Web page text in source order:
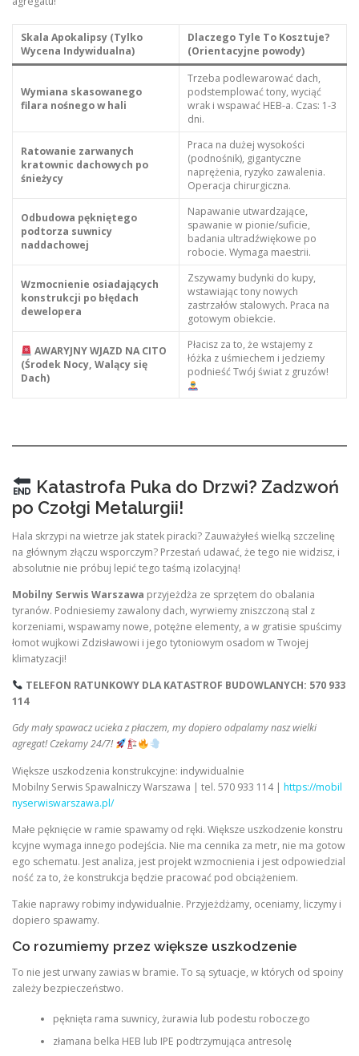
Skala Apokalipsy (Tylko
Wycena Indywidualna)
Dlaczego Tyle To Kosztuje?
(Orientacyjne powody)
Wymiana skasowanego
filara nośnego w hali
Trzeba podlewarować dach,
podstemplować tony, wyciąć
wrak i wspawać HEB-a. Czas: 1-3
dni.
Ratowanie zarwanych
kratownic dachowych po
śnieżycy
Praca na dużej wysokości
(podnośnik), gigantyczne
naprężenia, ryzyko zawalenia.
Operacja chirurgiczna.
Odbudowa pękniętego
podtorza suwnicy
naddachowej
Napawanie utwardzające,
spawanie w pionie/suficie,
badania ultradźwiękowe po
robocie. Wymaga maestrii.
Wzmocnienie osiadających
konstrukcji po błędach
dewelopera
Zszywamy budynki do kupy,
wstawiając tony nowych
zastrzałów stalowych. Praca na
gotowym obiekcie.
AWARYJNY WJAZD NA CITO
(Środek Nocy, Walący się
Dach)
Płacisz za to, że wstajemy z
łóżka z uśmiechem i jedziemy
podnieść Twój świat z gruzów!
Katastrofa Puka do Drzwi? Zadzwoń
po Czołgi Metalurgii!
Hala skrzypi na wietrze jak statek piracki? Zauważyłeś wielką szczelinę
na głównym złączu wsporczym? Przestań udawać, że tego nie widzisz, i
absolutnie nie próbuj lepić tego taśmą izolacyjną!
Mobilny Serwis Warszawa przyjeżdża ze sprzętem do obalania
tyranów. Podniesiemy zawalony dach, wyrwiemy zniszczoną stal z
korzeniami, wspawamy nowe, potężne elementy, a w gratisie spuścimy
łomot wujkowi Zdzisławowi i jego tytoniowym osadom w Twojej
klimatyzacji!
TELEFON RATUNKOWY DLA KATASTROF BUDOWLANYCH: 570 933
114
Gdy mały spawacz ucieka z płaczem, my dopiero odpalamy nasz wielki
agregat! Czekamy 24/7!
Większe uszkodzenia konstrukcyjne: indywidualnie
Mobilny Serwis Spawalniczy Warszawa | tel. 570 933 114 | https://mobil
nyserwiswarszawa.pl/
Małe pęknięcie w ramie spawamy od ręki. Większe uszkodzenie konstru
kcyjne wymaga innego podejścia. Nie ma cennika za metr, nie ma gotow
ego schematu. Jest analiza, jest projekt wzmocnienia i jest odpowiedzial
ność za to, że konstrukcja będzie pracować pod obciążeniem.
Takie naprawy robimy indywidualnie. Przyjeżdżamy, oceniamy, liczymy i
dopiero spawamy.
Co rozumiemy przez większe uszkodzenie
To nie jest urwany zawias w bramie. To są sytuacje, w których od spoiny
zależy bezpieczeństwo.
pęknięta rama suwnicy, żurawia lub podestu roboczego
złamana belka HEB lub IPE podtrzymująca antresolę